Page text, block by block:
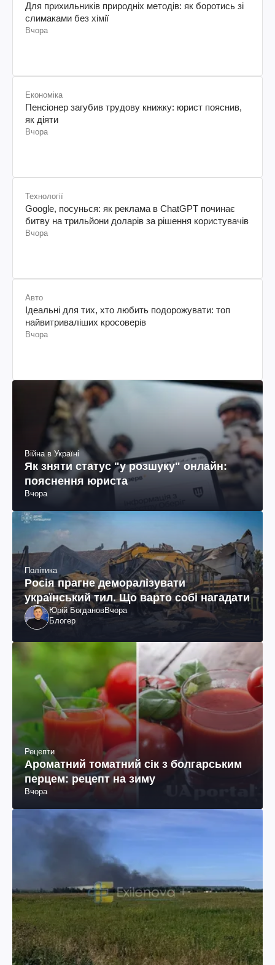
Для прихильників природніх методів: як боротись зі
слимаками без хімії
Вчора
Економіка
Пенсіонер загубив трудову книжку: юрист пояснив,
як діяти
Вчора
Технології
Google, посунься: як реклама в ChatGPT починає
битву на трильйони доларів за рішення користувачів
Вчора
Авто
Ідеальні для тих, хто любить подорожувати: топ
найвитриваліших кросоверів
Вчора
Війна в Україні
Як зняти статус "у розшуку" онлайн:
пояснення юриста
Вчора
Політика
Росія прагне деморалізувати
український тил. Що варто собі нагадати
Юрій БогдановВчора
Блогер
Рецепти
Ароматний томатний сік з болгарським
перцем: рецепт на зиму
Вчора